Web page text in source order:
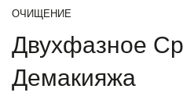
ОЧИЩЕНИЕ
Двухфазное
Демакияжа